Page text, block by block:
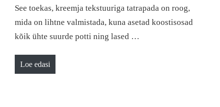
See toekas, kreemja tekstuuriga tatrapada on roog,
mida on lihtne valmistada, kuna asetad koostisosad
kõik ühte suurde potti ning lased …
Loe edasi